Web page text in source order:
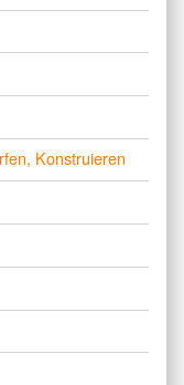
Konstruieren